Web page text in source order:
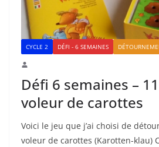
CYCLE 2 DÉFI - 6 SEMAINES
Défi 6 semaines –
voleur de carottes
Voici le jeu que j’ai choisi de
voleur de carottes (Karotten-klau)